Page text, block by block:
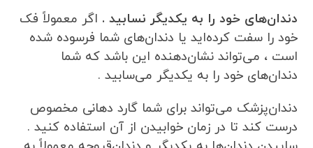
دندان‌های خود را به یکدیگر نسابید . اگر معمولاً فک
خود را سفت کرده‌اید یا دندان‌های شما فرسوده شده
است ، می‌تواند نشان‌دهنده این باشد که شما
دندان‌های خود را به یکدیگر می‌سابید .
دندان‌پزشک می‌تواند برای شما گارد دهانی مخصوص
درست کند تا در زمان خوابیدن از آن استفاده کنید .